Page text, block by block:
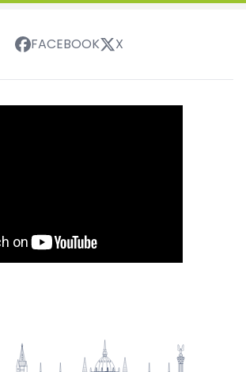
FACEBOOK X